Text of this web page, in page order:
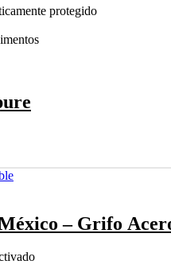
protegido
– Grifo